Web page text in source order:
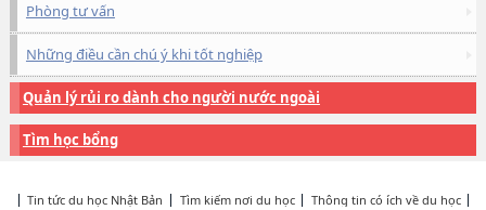
Phòng tư vấn
Những điều cần chú ý khi tốt nghiệp
Quản lý rủi ro dành cho người nước ngoài
Tìm học bổng
Tin tức du học Nhật Bản Tìm kiếm nơi du học
Thông tin có ích về du học